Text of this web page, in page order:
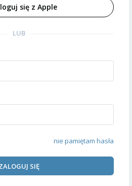
się z Apple
LUB
nie pamiętam hasła
SIĘ